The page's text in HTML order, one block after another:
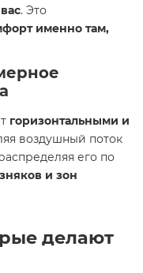
. Это
именно там,
горизонтальными и
воздушный поток
его по
и зон
делают